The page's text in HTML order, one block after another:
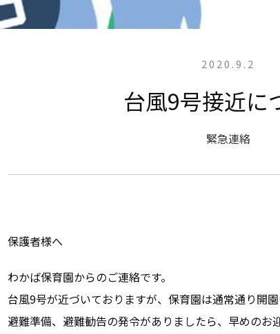
2020.9.2
台風9号接近に
緊急連絡
保護者様へ
わかば保育園からのご連絡です。
台風9号が近づいておりますが、保育園は通常通り開園
避難準備、避難勧告の発令がありましたら、早めのお